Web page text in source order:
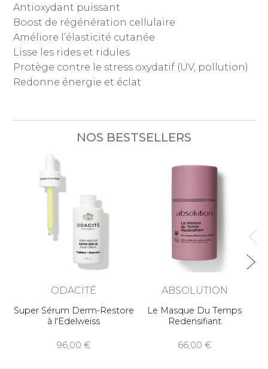
Antioxydant puissant
Boost de régénération cellulaire
Améliore l’élasticité cutanée
Lisse les rides et ridules
Protège contre le stress oxydatif (UV, pollution)
Redonne énergie et éclat
NOS BESTSELLERS
ODACITÉ
Super Sérum Derm-Restore
à l'Edelweiss
96,00
ABSOLUTION
Le Masque Du Temps
Redensifiant
66,00